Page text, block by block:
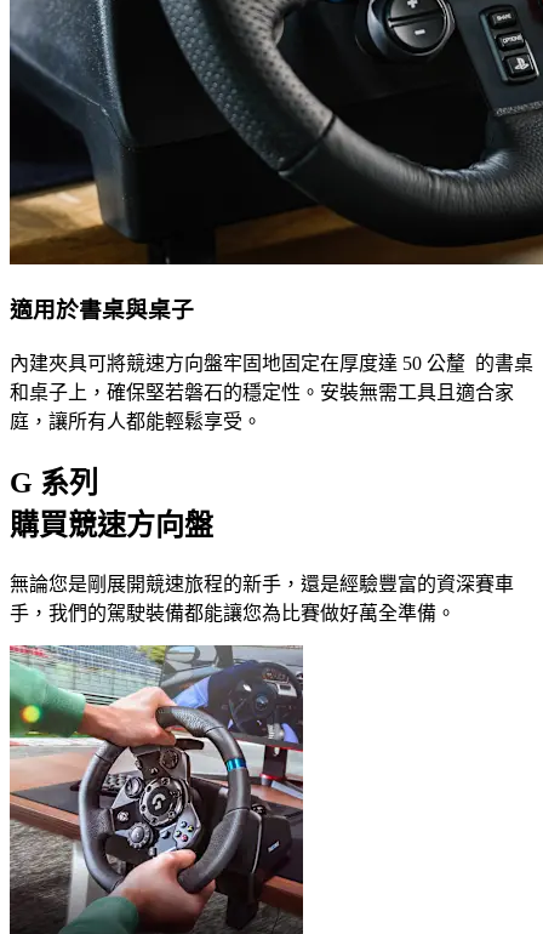
適用於書桌與桌子
內建夾具可將競速方向盤牢固地固定在厚度達 50 公釐 的書桌
和桌子上，確保堅若磐石的穩定性。安裝無需工具且適合家
庭，讓所有人都能輕鬆享受。
G 系列
購買競速方向盤
無論您是剛展開競速旅程的新手，還是經驗豐富的資深賽車
手，我們的駕駛裝備都能讓您為比賽做好萬全準備。